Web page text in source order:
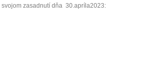
zasadnutí dňa 30.apríla2023: